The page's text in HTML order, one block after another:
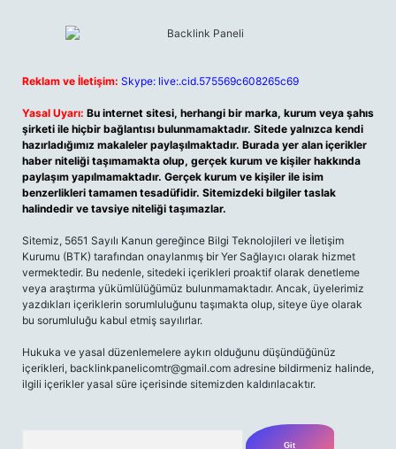
Reklam ve İletişim: Skype: live:.cid.575569c608265c69
Yasal Uyarı: Bu internet sitesi, herhangi bir marka, kurum veya şahıs
şirketi ile hiçbir bağlantısı bulunmamaktadır. Sitede yalnızca kendi
hazırladığımız makaleler paylaşılmaktadır. Burada yer alan içerikler
haber niteliği taşımamakta olup, gerçek kurum ve kişiler hakkında
paylaşım yapılmamaktadır. Gerçek kurum ve kişiler ile isim
benzerlikleri tamamen tesadüfidir. Sitemizdeki bilgiler taslak
halindedir ve tavsiye niteliği taşımazlar.
Sitemiz, 5651 Sayılı Kanun gereğince Bilgi Teknolojileri ve İletişim
Kurumu (BTK) tarafından onaylanmış bir Yer Sağlayıcı olarak hizmet
vermektedir. Bu nedenle, sitedeki içerikleri proaktif olarak denetleme
veya araştırma yükümlülüğümüz bulunmamaktadır. Ancak, üyelerimiz
yazdıkları içeriklerin sorumluluğunu taşımakta olup, siteye üye olarak
bu sorumluluğu kabul etmiş sayılırlar.
Hukuka ve yasal düzenlemelere aykırı olduğunu düşündüğünüz
içerikleri, backlinkpanelicomtr@gmail.com adresine bildirmeniz halinde,
ilgili içerikler yasal süre içerisinde sitemizden kaldırılacaktır.